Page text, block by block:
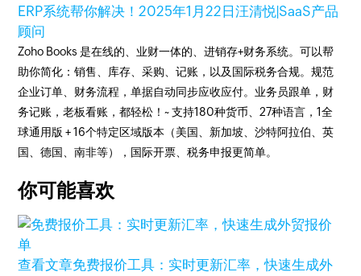
ERP系统帮你解决！2025年1月22日汪清悦|SaaS产品
顾问
Zoho Books 是在线的、业财一体的、进销存+财务系统。可以帮
助你简化：销售、库存、采购、记账，以及国际税务合规。规范
企业订单、财务流程，单据自动同步应收应付。业务员跟单，财
务记账，老板看账，都轻松！~ 支持180种货币、27种语言，1全
球通用版 + 16个特定区域版本（美国、新加坡、沙特阿拉伯、英
国、德国、南非等），国际开票、税务申报更简单。
你可能喜欢
查看文章免费报价工具：实时更新汇率，快速生成外